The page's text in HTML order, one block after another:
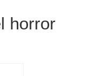
horror